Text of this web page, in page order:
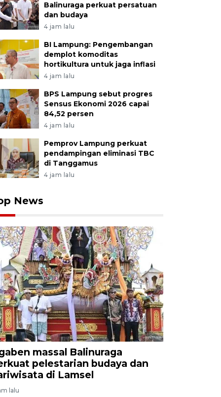
Balinuraga perkuat persatuan
dan budaya
4 jam lalu
BI Lampung: Pengembangan
demplot komoditas
hortikultura untuk jaga inflasi
4 jam lalu
BPS Lampung sebut progres
Sensus Ekonomi 2026 capai
84,52 persen
4 jam lalu
Pemprov Lampung perkuat
pendampingan eliminasi TBC
di Tanggamus
4 jam lalu
News
massal Balinuraga
pelestarian budaya dan
di Lamsel
lalu